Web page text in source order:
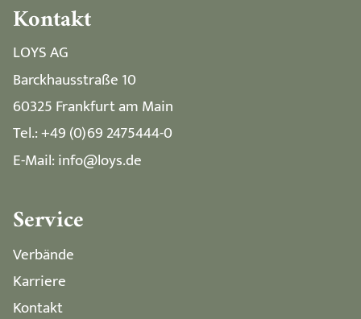
Kontakt
LOYS AG
Barckhausstraße 10
60325 Frankfurt am Main
Tel.: +49 (0)69 2475444-0
E-Mail: info@loys.de
Service
Verbände
Karriere
Kontakt